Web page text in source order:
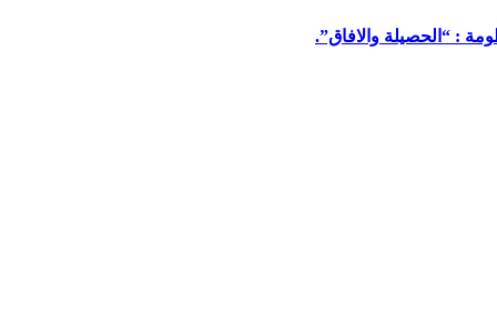
: “الحصيلة والافاق”.